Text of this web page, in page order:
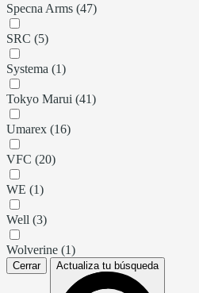
Specna Arms (47)
SRC (5)
Systema (1)
Tokyo Marui (41)
Umarex (16)
VFC (20)
WE (1)
Well (3)
Wolverine (1)
Cerrar Actualiza tu búsqueda